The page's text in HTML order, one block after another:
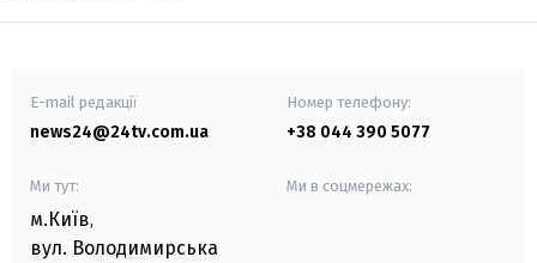
E-mail редакції
news24@24tv.com.ua
Номер телефону:
+38 044 390 5077
Ми тут:
м.Київ,
вул. Володимирська
Ми в соцмережах: